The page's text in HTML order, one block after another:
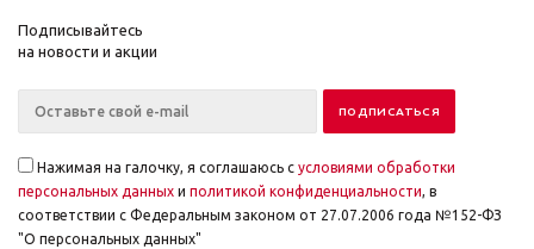
Подписывайтесь
на новости и акции
Нажимая на галочку, я соглашаюсь с условиями обработки
персональных данных и политикой конфиденциальности, в
соответствии с Федеральным законом от 27.07.2006 года №152-ФЗ
"О персональных данных"